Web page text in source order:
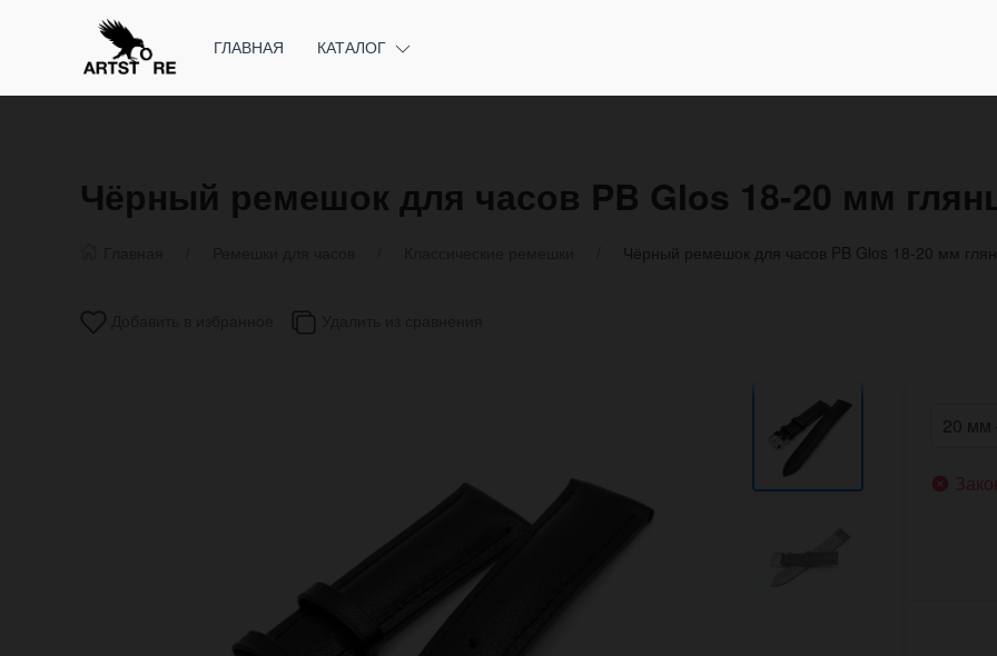
ГЛАВНАЯ КАТАЛОГ
Чёрный ремешок для часов PB Glos 18-20 мм
Чёрный ремешок для часов PB Glos 18-20 мм